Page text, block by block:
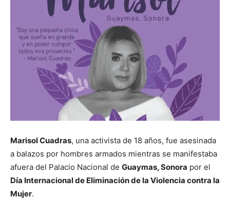
Marisol Cuadras, una activista de 18 años, fue asesinada
a balazos por hombres armados mientras se manifestaba
afuera del Palacio Nacional de Guaymas, Sonora por el
Día Internacional de Eliminación de la Violencia contra la
Mujer.